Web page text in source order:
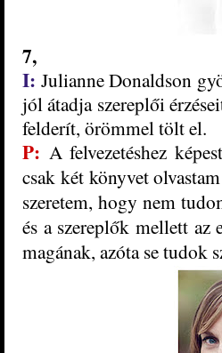
7,
I: Julianne Donaldson
jól átadja szereplői
felderít, örömmel tölt el.
P: A felvezetéshez
csak két könyvet
szeretem, hogy nem
és a szereplők mellett az
magának, azóta se tudok